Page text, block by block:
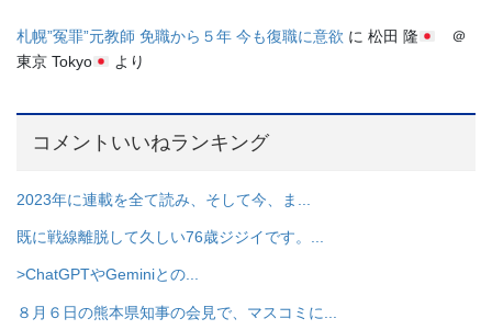
札幌”冤罪”元教師 免職から５年 今も復職に意欲 に 松田 隆
＠
東京 Tokyo
より
コメントいいねランキング
2023年に連載を全て読み、そして今、ま...
既に戦線離脱して久しい76歳ジジイです。...
>ChatGPTやGeminiとの...
８月６日の熊本県知事の会見で、マスコミに...